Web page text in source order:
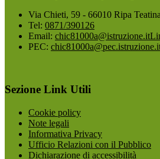
Via Chieti, 59 - 66010 Ripa
Tel: 0871/390126
Email: chic81000a@istruzione.it
PEC:
Sezione Link Utili
Cookie policy
Note legali
Informativa Privacy
Ufficio Relazioni con il Pubblico
Dichiarazione di accessibilità